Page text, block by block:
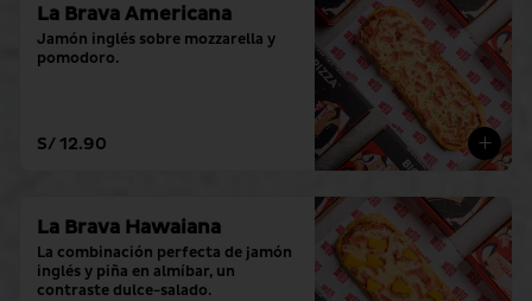
La Brava Americana
Jamón inglés sobre mozzarella y
pomodoro.
S/ 12.90
La Brava Hawaiana
La combinación perfecta de jamón
inglés y piña en almíbar, un
contraste dulce-salado.